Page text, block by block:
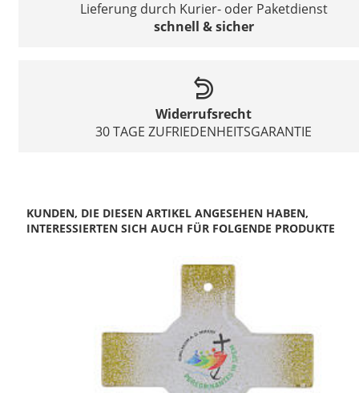
Lieferung durch Kurier- oder Paketdienst
schnell & sicher
Widerrufsrecht
30 TAGE ZUFRIEDENHEITSGARANTIE
KUNDEN, DIE DIESEN ARTIKEL ANGESEHEN HABEN,
INTERESSIERTEN SICH AUCH FÜR FOLGENDE PRODUKTE